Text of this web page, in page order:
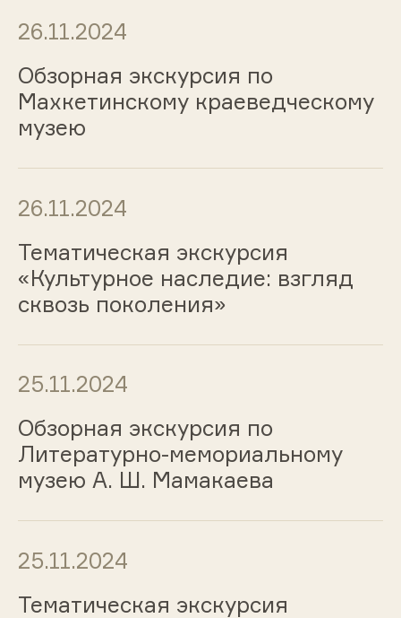
26.11.2024
Обзорная экскурсия по
Махкетинскому краеведческому
музею
26.11.2024
Тематическая экскурсия
«Культурное наследие: взгляд
сквозь поколения»
25.11.2024
Обзорная экскурсия по
Литературно-мемориальному
музею А. Ш. Мамакаева
25.11.2024
Тематическая экскурсия